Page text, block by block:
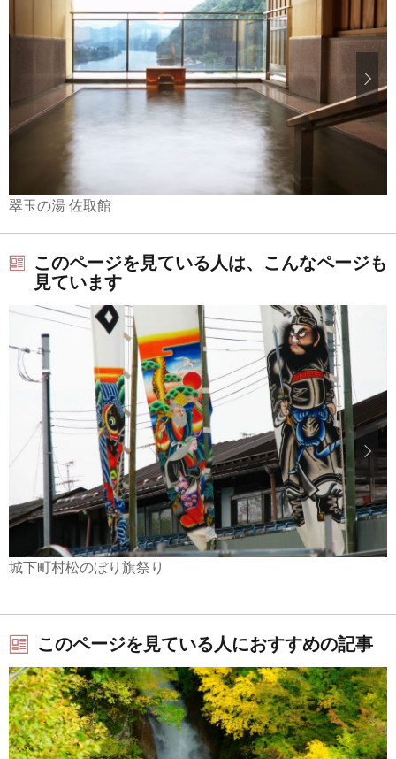
翠玉の湯 佐取館
このページを見ている人は、こんなページも
見ています
城下町村松のぼり旗祭り
このページを見ている人におすすめの記事